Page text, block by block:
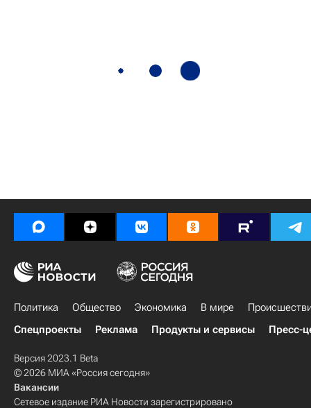
Политика Общество Экономика В мире
Спецпроекты
Реклама Продукты и сервисы Пресс-
Версия 2023.1 Beta
© 2026 МИА «Россия сегодня»
Вакансии
Сетевое издание РИА Новости зарегистрировано